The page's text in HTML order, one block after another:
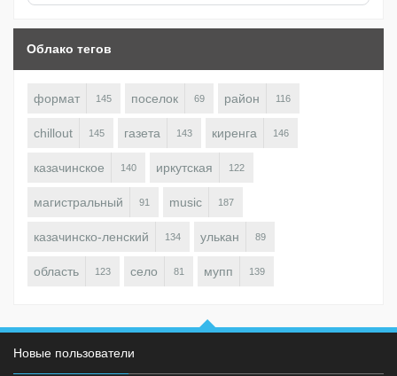
Облако тегов
формат 145 поселок 69 район 116
chillout 145 газета 143 киренга 146
казачинское 140 иркутская 122
магистральный 91 music 187
казачинско-ленский 134 улькан 89
область 123 село 81 мупп 139
Новые пользователи